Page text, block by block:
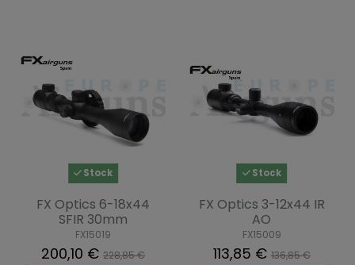
Stock
FX Optics 6-18x44
SFIR 30mm
FX15019
200,10 €228,85 €
Stock
FX Optics 3-12x44 IR
AO
FX15009
113,85 € 136,85 €